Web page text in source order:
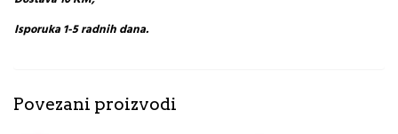
Isporuka 1-5 radnih dana.
Povezani proizvodi